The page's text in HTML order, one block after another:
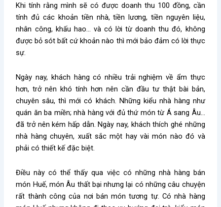
Khi tính rằng mình sẽ có được doanh thu 100 đồng, cần
tính đủ các khoản tiền nhà, tiền lương, tiền nguyên liệu,
nhân công, khấu hao… và có lời từ doanh thu đó, không
được bỏ sót bất cứ khoản nào thì mới bảo đảm có lời thực
sự.
Ngày nay, khách hàng có nhiều trải nghiệm về ẩm thực
hơn, trở nên khó tính hơn nên cần đầu tư thật bài bản,
chuyên sâu, thì mới có khách. Những kiểu nhà hàng như
quán ăn ba miền; nhà hàng với đủ thứ món từ Á sang Âu…
đã trở nên kém hấp dẫn. Ngày nay, khách thích ghé những
nhà hàng chuyên, xuất sắc một hay vài món nào đó và
phải có thiết kế đặc biệt.
Điều này có thể thấy qua việc có những nhà hàng bán
món Huế, món Âu thất bại nhưng lại có những câu chuyện
rất thành công của nơi bán món tương tự. Có nhà hàng